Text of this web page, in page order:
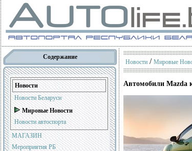
Содержание
Новости
Новости Беларуси
Мировые Новости
Новости автоспорта
МАГАЗИН
Мероприятия РБ
Новости / Мировые
Автомобили Mazda